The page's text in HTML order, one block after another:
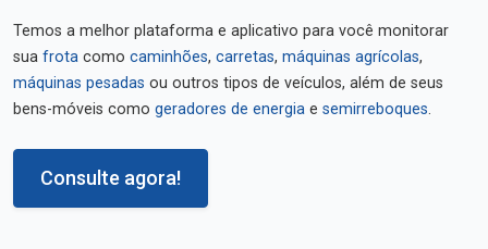
Temos a melhor plataforma e aplicativo para você monitorar
sua frota como caminhões, carretas, máquinas agrícolas,
máquinas pesadas ou outros tipos de veículos, além de seus
bens-móveis como geradores de energia e semirreboques.
Consulte agora!